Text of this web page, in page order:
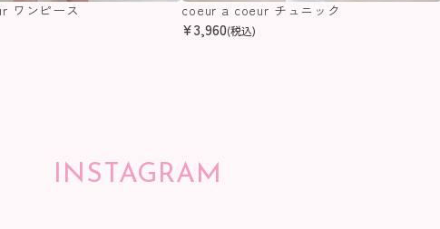
ワンピース coeur a coeur チュニック
¥3,960(税込)
INSTAGRAM